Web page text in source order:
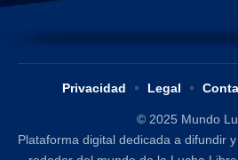
© 2025 Mundo
Plataforma digital dedicada a difundir
Privacidad Legal